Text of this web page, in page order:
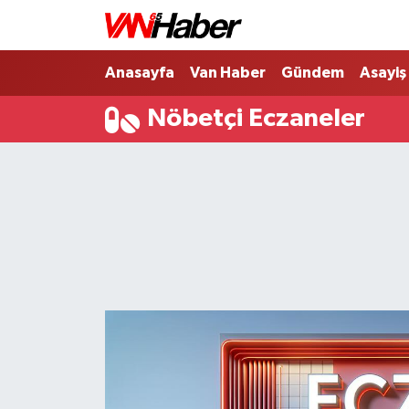
Anasayfa Van Haber Gündem Asayiş
Nöbetçi Eczaneler
Nöbetçi Eczaneler
Hava Durumu